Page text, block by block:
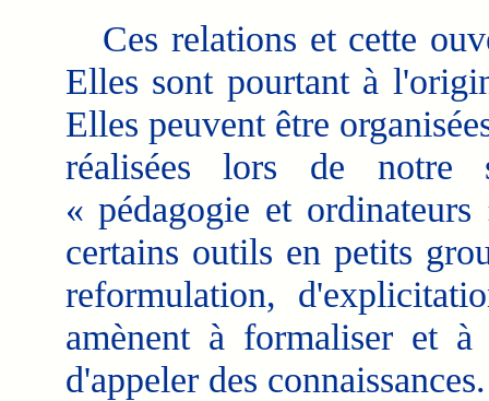
Ces relations et cette
Elles sont pourtant à
Elles peuvent être
réalisées lors de notre
« pédagogie et
certains outils en petits
reformulation,
amènent à formaliser et
d'appeler des connaissances.